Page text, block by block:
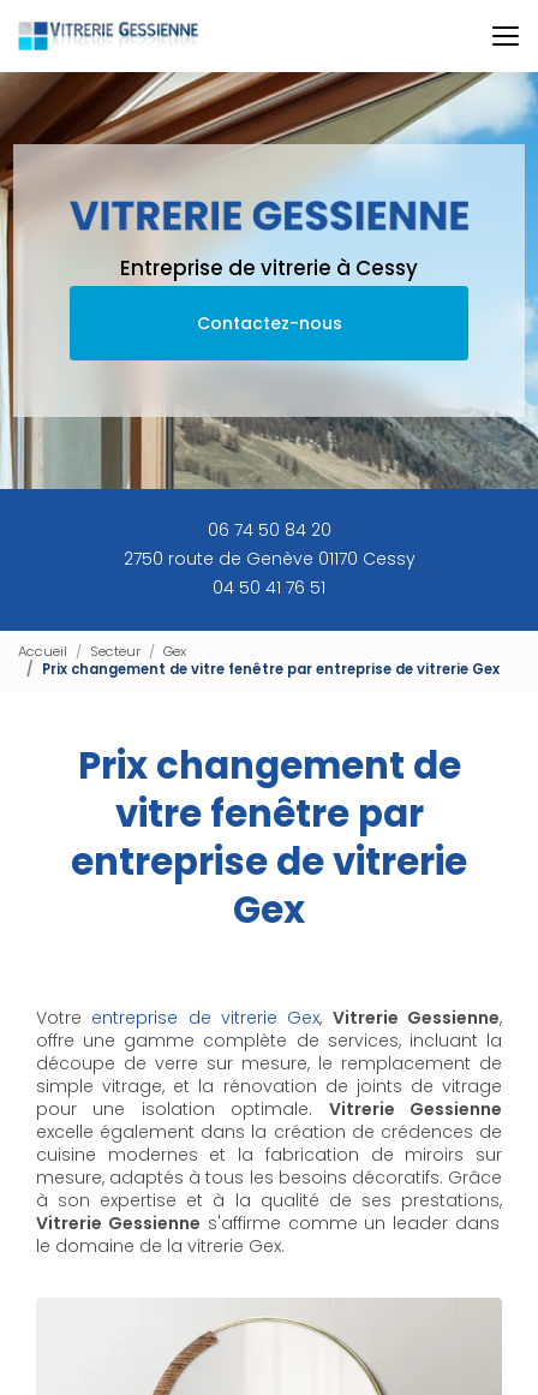
au
contenu
principal
Entreprise de vitrerie à Cessy
Contactez-nous
06 74 50 84 20
2750 route de Genève 01170 Cessy
04 50 41 76 51
Accueil Secteur
Gex
Prix changement de vitre fenêtre par entreprise de vitrerie Gex
Prix changement de
vitre fenêtre par
entreprise de vitrerie
Gex
Votre entreprise de vitrerie Gex, Vitrerie Gessienne,
offre une gamme complète de services, incluant la
découpe de verre sur mesure, le remplacement de
simple vitrage, et la rénovation de joints de vitrage
pour une isolation optimale. Vitrerie Gessienne
excelle également dans la création de crédences de
cuisine modernes et la fabrication de miroirs sur
mesure, adaptés à tous les besoins décoratifs. Grâce
à son expertise et à la qualité de ses prestations,
Vitrerie Gessienne s'affirme comme un leader dans
le domaine de la vitrerie Gex.